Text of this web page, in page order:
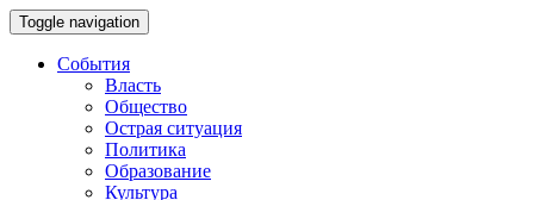
Toggle navigation
События
Власть
Общество
Острая ситуация
Политика
Образование
Культура